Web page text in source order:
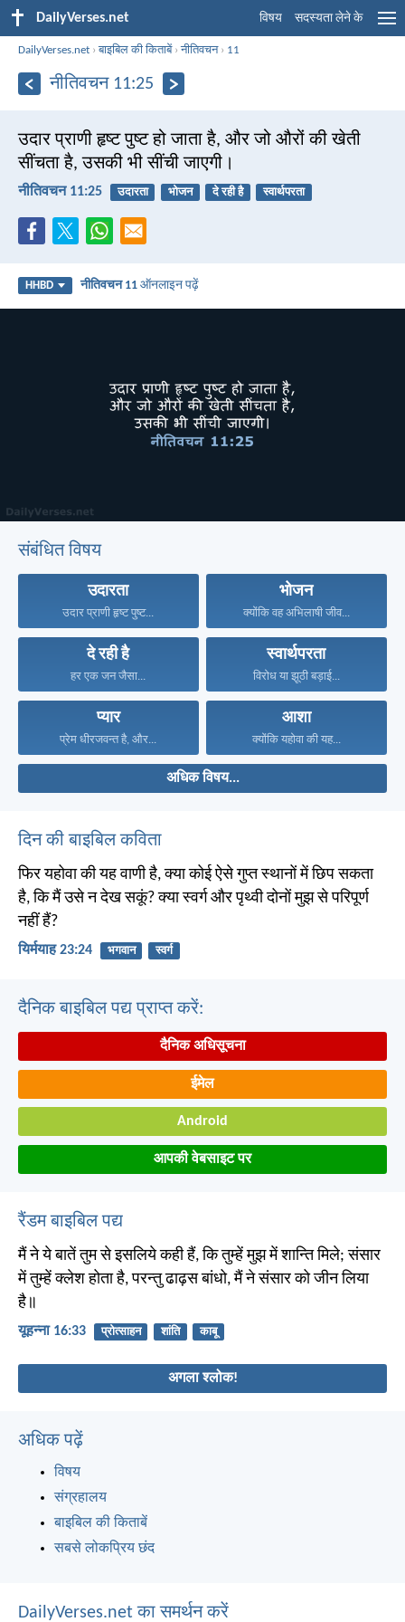
DailyVerses.net विषय सदस्यता लेने के
DailyVerses.net ›बाइबिल की किताबें›नीतिवचन› 11
नीतिवचन 11:25
उदार प्राणी हृष्ट पुष्ट हो जाता है, और जो औरों की खेती
सींचता है, उसकी भी सींची जाएगी।
नीतिवचन 11:25 उदारता भोजन दे रही है स्वार्थपरता
HHBD नीतिवचन 11 ऑनलाइन पढ़ें
संबंधित विषय
उदारता
उदार प्राणी हृष्ट पुष्ट...
भोजन
क्योंकि वह अभिलाषी जीव...
दे रही है
हर एक जन जैसा...
स्वार्थपरता
विरोध या झूठी बड़ाई...
प्यार
प्रेम धीरजवन्त है, और...
आशा
क्योंकि यहोवा की यह...
अधिक विषय...
दिन की बाइबिल कविता
फिर यहोवा की यह वाणी है, क्या कोई ऐसे गुप्त स्थानों में छिप सकता
है, कि मैं उसे न देख सकूं? क्या स्वर्ग और पृथ्वी दोनों मुझ से परिपूर्ण
नहीं हैं?
यिर्मयाह 23:24 भगवान स्वर्ग
दैनिक बाइबिल पद्य प्राप्त करें:
दैनिक अधिसूचना
ईमेल
Android
आपकी वेबसाइट पर
रैंडम बाइबिल पद्य
मैं ने ये बातें तुम से इसलिये कही हैं, कि तुम्हें मुझ में शान्ति मिले; संसार
में तुम्हें क्लेश होता है, परन्तु ढाढ़स बांधो, मैं ने संसार को जीन लिया
है॥
यूहन्ना 16:33 प्रोत्साहन शांति काबू
अगला श्लोक!
अधिक पढ़ें
विषय
संग्रहालय
बाइबिल की किताबें
सबसे लोकप्रिय छंद
DailyVerses.net का समर्थन करें